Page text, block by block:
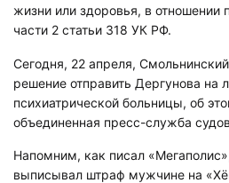
жизни или здоровья, в отношении
части 2 статьи 318 УК РФ.
Сегодня, 22 апреля,
решение отправить Дергунова на
психиатрической больницы, об
объединенная пресс-служба
Напомним, как писал
выписывал штраф мужчине на